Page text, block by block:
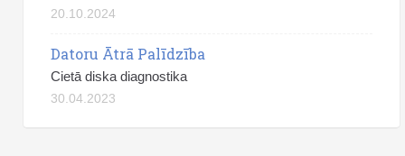
20.10.2024
Datoru Ātrā Palīdzība
Cietā diska diagnostika
30.04.2023